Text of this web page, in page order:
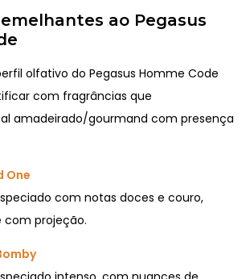
ao Pegasus
olfativo do Pegasus Homme Code
com fragrâncias que
amadeirado/gourmand com presença
One
com notas doces e couro,
projeção.